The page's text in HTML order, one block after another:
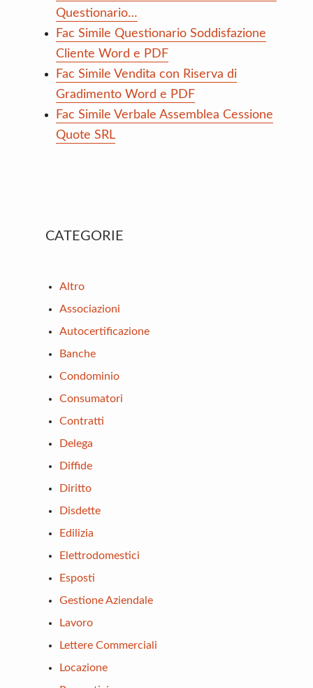
Questionario…
Fac Simile Questionario Soddisfazione
Cliente Word e PDF
Fac Simile Vendita con Riserva di
Gradimento Word e PDF
Fac Simile Verbale Assemblea Cessione
Quote SRL
Primary
CATEGORIE
Altro
Associazioni
Autocertificazione
Banche
Condominio
Consumatori
Contratti
Delega
Diffide
Diritto
Disdette
Edilizia
Elettrodomestici
Esposti
Gestione Aziendale
Lavoro
Lettere Commerciali
Locazione